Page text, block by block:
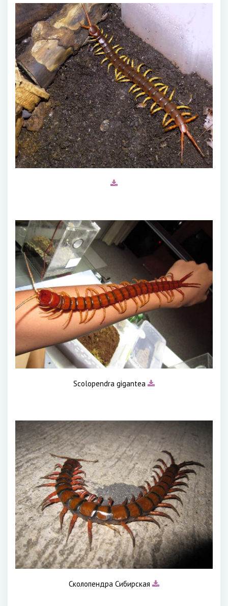
Scolopendra gigantea
Сколопендра Сибирская